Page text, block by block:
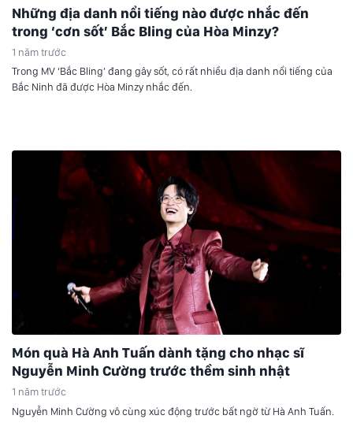
Những địa danh nổi tiếng nào được nhắc đến
trong ‘cơn sốt’ Bắc Bling của Hòa Minzy?
1 năm trước
Trong MV ‘Bắc Bling’ đang gây sốt, có rất nhiều địa danh nổi tiếng của
Bắc Ninh đã được Hòa Minzy nhắc đến.
Món quà Hà Anh Tuấn dành tặng cho nhạc sĩ
Nguyễn Minh Cường trước thềm sinh nhật
1 năm trước
Nguyễn Minh Cường vô cùng xúc động trước bất ngờ từ Hà Anh Tuấn.